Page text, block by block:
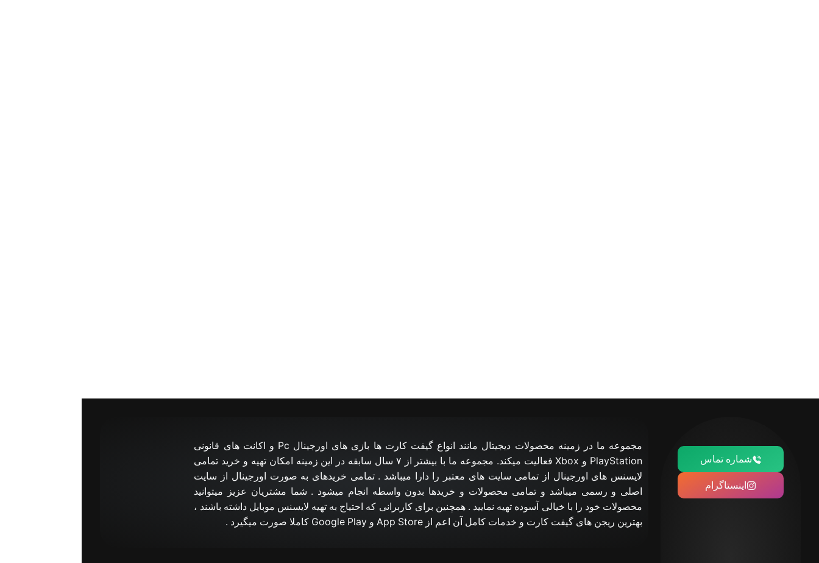
شماره تماس
اینستاگرام
مجموعه ما در زمینه محصولات دیجیتال مانند انواع گیفت کارت ها بازی های اورجینال Pc و اکانت های قانونی
PlayStation و Xbox فعالیت میکند. مجموعه ما با بیشتر از ۷ سال سابقه در این زمینه امکان تهیه و خرید تمامی
لایسنس های اورجینال از تمامی سایت های معتبر را دارا میباشد . تمامی خریدهای به صورت اورجینال از سایت
اصلی و رسمی میباشد و تمامی محصولات و خریدها بدون واسطه انجام میشود . شما مشتریان عزیز میتوانید
محصولات خود را با خیالی آسوده تهیه نمایید . همچنین برای کاربرانی که احتیاج به تهیه لایسنس موبایل داشته باشند ،
بهترین ریجن های گیفت کارت و خدمات کامل آن اعم از App Store و Google Play کاملا صورت میگیرد .